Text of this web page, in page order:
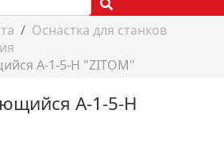
Оснастка для станков
A-1-5-H "ZITOM"
A-1-5-H